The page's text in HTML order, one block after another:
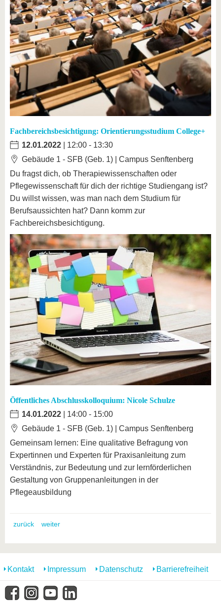
Fachbereichsbesichtigung: Orientierungsstudium College+
12.01.2022 | 12:00 - 13:30
Gebäude 1 - SFB (Geb. 1) | Campus Senftenberg
Du fragst dich, ob Therapiewissenschaften oder
Pflegewissenschaft für dich der richtige Studiengang ist?
Du willst wissen, was man nach dem Studium für
Berufsaussichten hat? Dann komm zur
Fachbereichsbesichtigung.
Öffentliches Abschlusskolloquium: Nicole Schulze
14.01.2022 | 14:00 - 15:00
Gebäude 1 - SFB (Geb. 1) | Campus Senftenberg
Gemeinsam lernen: Eine qualitative Befragung von
Expertinnen und Experten für Praxisanleitung zum
Verständnis, zur Bedeutung und zur lernförderlichen
Gestaltung von Gruppenanleitungen in der
Pflegeausbildung
zurück weiter
Kontakt Impressum Datenschutz Barrierefreiheit